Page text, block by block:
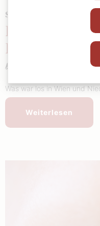
SEHENSWERT
Potpourri:
Rückblick 31
Was war los in Wien und
Weiterlesen